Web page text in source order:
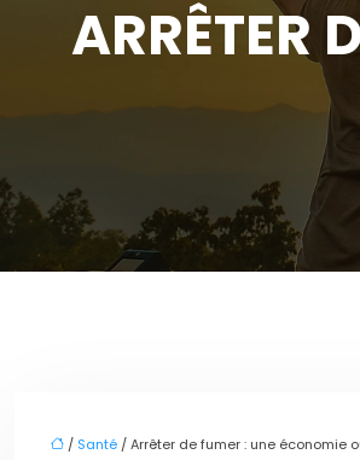
ARRÊTER
/ Santé / Arrêter de fumer : une économie